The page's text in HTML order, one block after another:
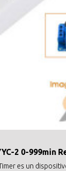
2 0-999min
es un